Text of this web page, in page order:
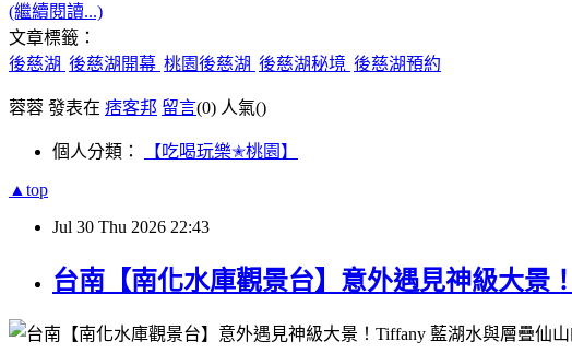
(繼續閱讀...)
文章標籤：
後慈湖 後慈湖開幕 桃園後慈湖 後慈湖秘境 後慈湖預約
蓉蓉 發表在 痞客邦 留言(0) 人氣()
個人分類： 【吃喝玩樂✭桃園】
▲top
Jul 30 Thu 2026 22:43
台南【南化水庫觀景台】意外遇見神級大景